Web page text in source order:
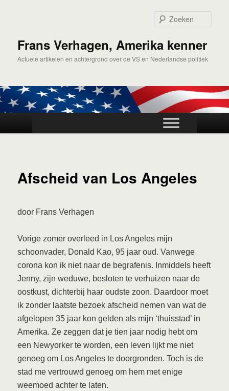
inhoudFrans Verhagen, Amerika kenner
Actuele artikelen en achtergrond over de VS en Nederlandse politiek
Afscheid van Los Angeles
door Frans Verhagen
Vorige zomer overleed in Los Angeles mijn
schoonvader, Donald Kao, 95 jaar oud. Vanwege
corona kon ik niet naar de begrafenis. Inmiddels heeft
Jenny, zijn weduwe, besloten te verhuizen naar de
oostkust, dichterbij haar oudste zoon. Daardoor moet
ik zonder laatste bezoek afscheid nemen van wat de
afgelopen 35 jaar kon gelden als mijn ‘thuisstad’ in
Amerika. Ze zeggen dat je tien jaar nodig hebt om
een Newyorker te worden, een leven lijkt me niet
genoeg om Los Angeles te doorgronden. Toch is de
stad me vertrouwd genoeg om hem met enige
weemoed achter te laten.